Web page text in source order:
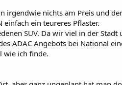
irgendwie nichts am Preis und
ein teureres Pflaster.
SUV. Da wir viel in der Stadt
ADAC Angebots bei National
wie ich finde.